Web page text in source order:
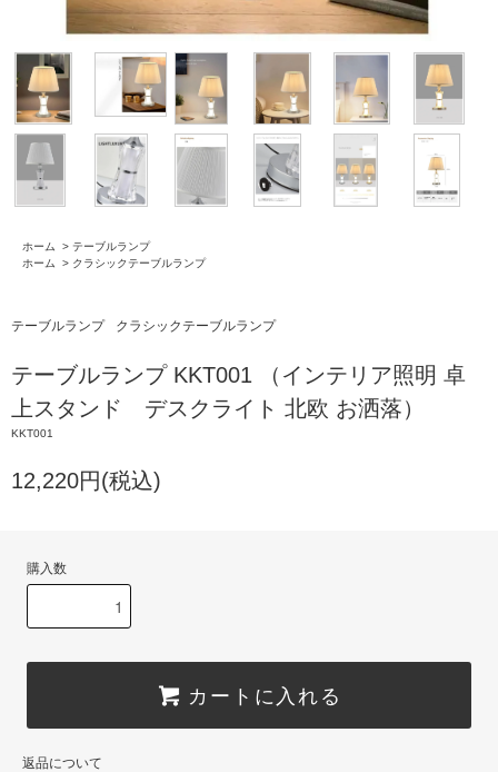
ホーム > テーブルランプ
ホーム
> クラシックテーブルランプ
テーブルランプ クラシックテーブルランプ
テーブルランプ KKT001 （インテリア照明 卓
上スタンド デスクライト 北欧 お洒落）
KKT001
12,220円(税込)
購入数
カートに入れる
返品について